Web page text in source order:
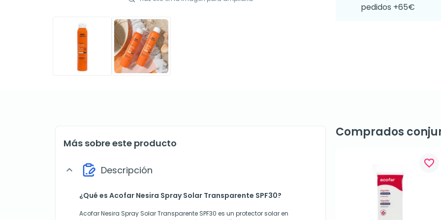
pedidos +65€
Más sobre este producto
expand_more Descripción
¿Qué es Acofar Nesira Spray Solar Transparente SPF30?
Acofar Nesira Spray Solar Transparente SPF30 es un protector solar en
Comprados
favorite_border